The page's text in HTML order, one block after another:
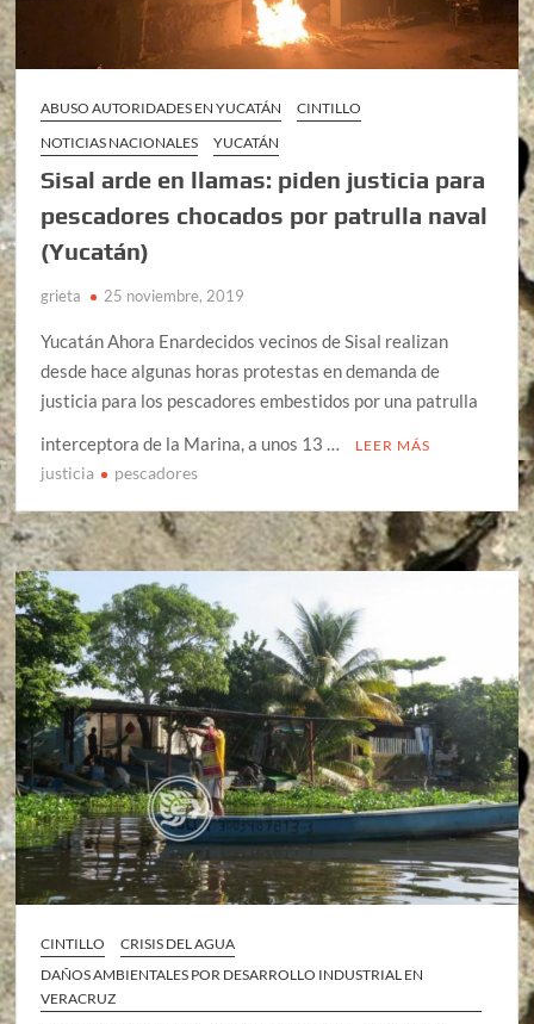
ABUSO AUTORIDADES EN YUCATÁN
CINTILLO
NOTICIAS NACIONALES
YUCATÁN
Sisal arde en llamas: piden justicia para
pescadores chocados por patrulla naval
(Yucatán)
grieta 25 noviembre, 2019
Yucatán Ahora Enardecidos vecinos de Sisal realizan
desde hace algunas horas protestas en demanda de
justicia para los pescadores embestidos por una patrulla
interceptora de la Marina, a unos 13 …
LEER MÁS
justicia pescadores
CINTILLO
CRISIS DEL AGUA
DAÑOS AMBIENTALES POR DESARROLLO INDUSTRIAL EN
VERACRUZ